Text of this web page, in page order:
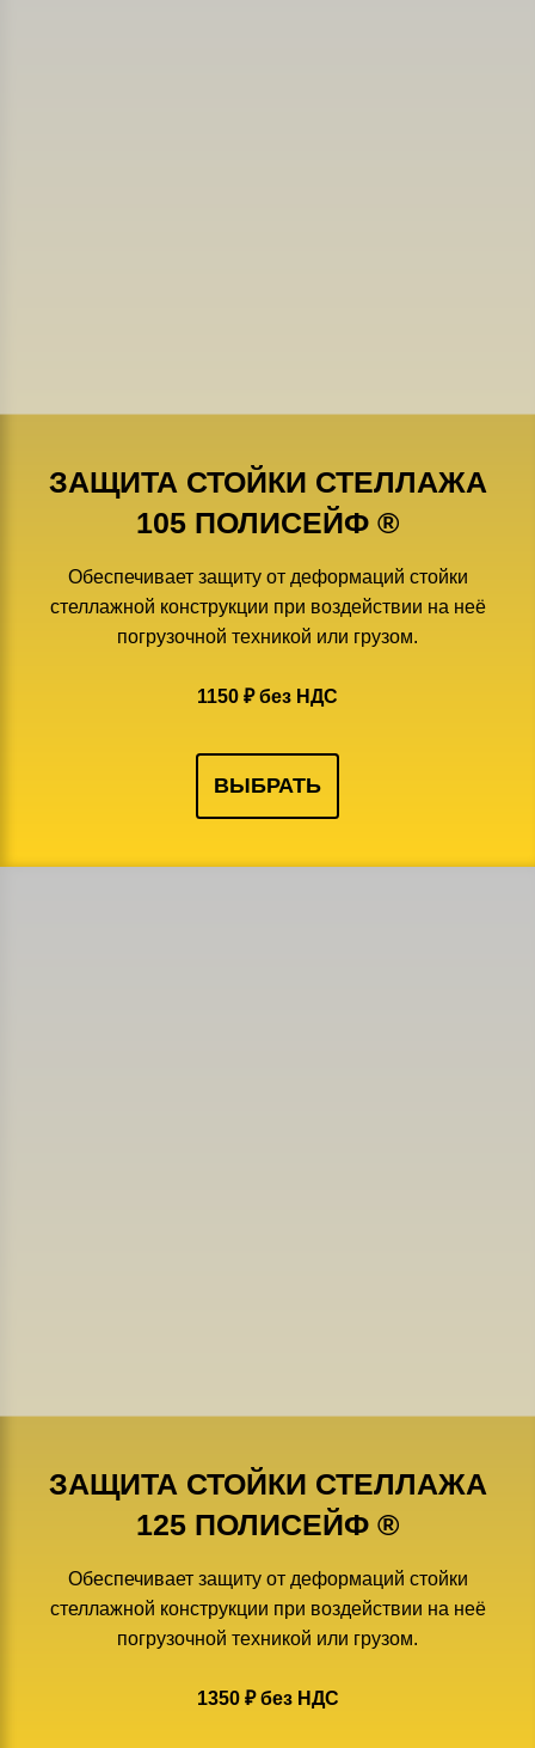
ЗАЩИТА СТОЙКИ СТЕЛЛАЖА
105 ПОЛИСЕЙФ ®
Обеспечивает защиту от деформаций стойки
стеллажной конструкции при воздействии на неё
погрузочной техникой или грузом.
1150 ₽ без НДС
ВЫБРАТЬ
ЗАЩИТА СТОЙКИ СТЕЛЛАЖА
125 ПОЛИСЕЙФ ®
Обеспечивает защиту от деформаций стойки
стеллажной конструкции при воздействии на неё
погрузочной техникой или грузом.
1350 ₽ без НДС